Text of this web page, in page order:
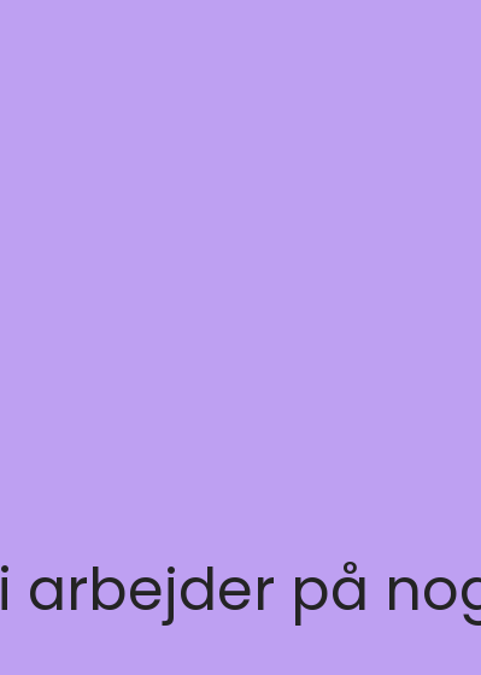
arbejder på